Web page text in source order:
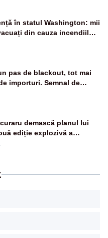
în statul Washington: mii
din cauza incendiilor
pas de blackout, tot mai
importuri. Semnal de
un expert în energie
demască planul lui
ediție explozivă a
Zilei” la Realitatea PLUS